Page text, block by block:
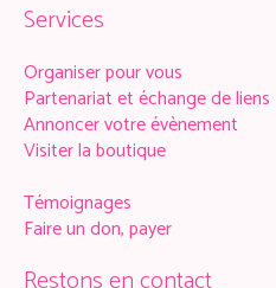
Services
Organiser pour vous
Partenariat et échange de liens
Annoncer votre évènement
Visiter la boutique
Témoignages
Faire un don, payer